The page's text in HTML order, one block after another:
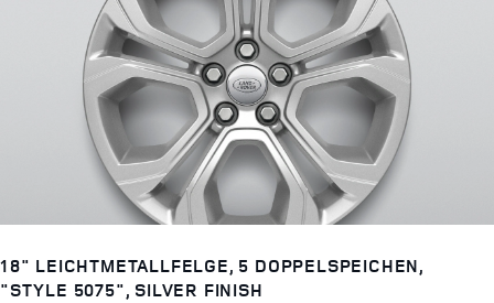
18" LEICHTMETALLFELGE, 5 DOPPELSPEICHEN,
"STYLE 5075", SILVER FINISH